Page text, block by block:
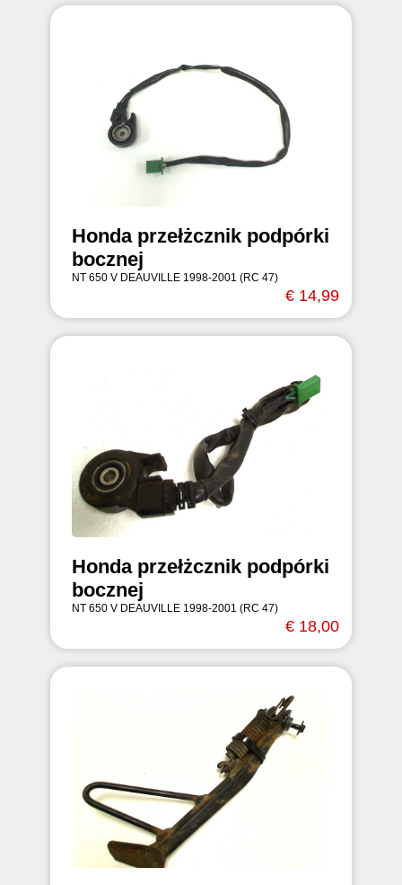
Honda przełżcznik podpórki
bocznej
NT 650 V DEAUVILLE 1998-2001 (RC 47)
€ 14,99
Honda przełżcznik podpórki
bocznej
NT 650 V DEAUVILLE 1998-2001 (RC 47)
€ 18,00